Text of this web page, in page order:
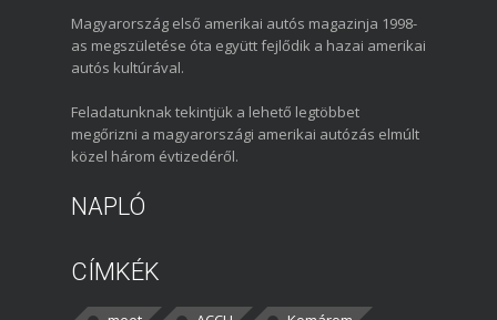
Magyarország első amerikai autós magazinja 1998-
as megszületése óta együtt fejlődik a hazai amerikai
autós kultúrával.
Feladatunknak tekintjük a lehető legtöbbet
megőrizni a magyarországi amerikai autózás elmúlt
közel három évtizedéről.
NAPLÓ
CÍMKÉK